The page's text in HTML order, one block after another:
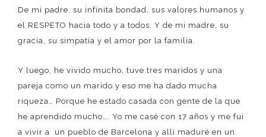
De mi padre, su infinita bondad, sus valores humanos y
el RESPETO hacia todo y a todos. Y de mi madre, su
gracia, su simpatía y el amor por la familia.
Y luego, he vivido mucho, tuve tres maridos y una
pareja como un marido y eso me ha dado mucha
riqueza… Porque he estado casada con gente de la que
he aprendido mucho…. Yo me casé con 17 años y me fui
a vivir a un pueblo de Barcelona y allí maduré en un